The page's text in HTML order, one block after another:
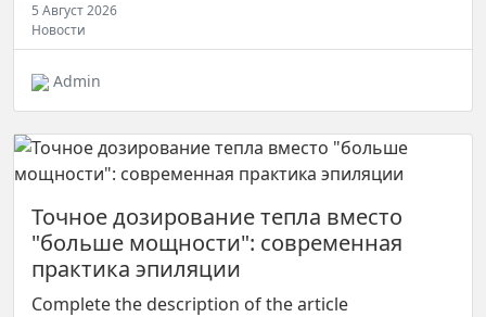
5 Август 2026
Новости
Admin
Точное дозирование тепла вместо
"больше мощности": современная
практика эпиляции
Complete the description of the article